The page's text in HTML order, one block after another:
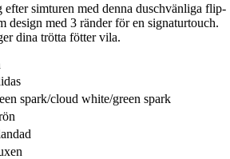
simturen med denna duschvänliga flip-
design med 3 ränder för en signaturtouch.
dina trötta fötter vila.
spark/cloud white/green spark